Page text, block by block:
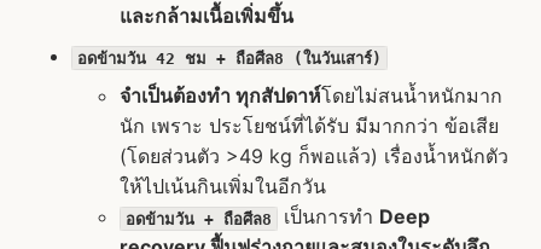
และกล้ามเนื้อเพิ่มขึ้น
อดข้ามวัน 42 ชม + ถือศีล8 (ในวันเสาร์)
จำเป็นต้องทำ ทุกสัปดาห์​โดยไม่สนน้ำหนักมาก
นัก เพราะ ประโยชน์ที่ได้รับ มีมากกว่า ข้อเสีย
(โดยส่วนตัว >49 kg ก็พอแล้ว) เรื่องน้ำหนักตัว
ให้ไปเน้นกินเพิ่มในอีกวัน
อดข้ามวัน + ถือศีล8 เป็นการทำ Deep